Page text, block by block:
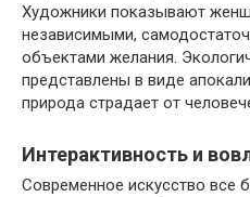
Художники показывают
независимыми,
объектами желания.
представлены в виде
природа страдает от
Интерактивность и
Современное искусство все